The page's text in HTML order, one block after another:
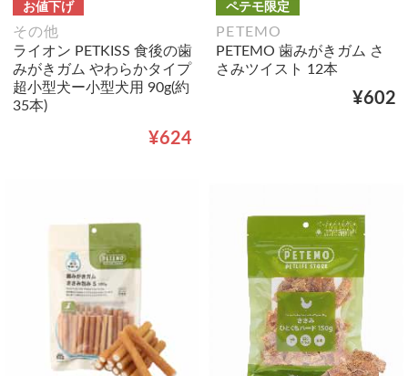
お値下げ
その他
ライオン PETKISS 食後の歯
みがきガム やわらかタイプ
超小型犬ー小型犬用 90g(約
35本)
¥624
ペテモ限定
PETEMO
PETEMO 歯みがきガム さ
さみツイスト 12本
¥602